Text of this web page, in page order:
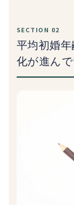
SECTION 02
平均初婚
化が進ん